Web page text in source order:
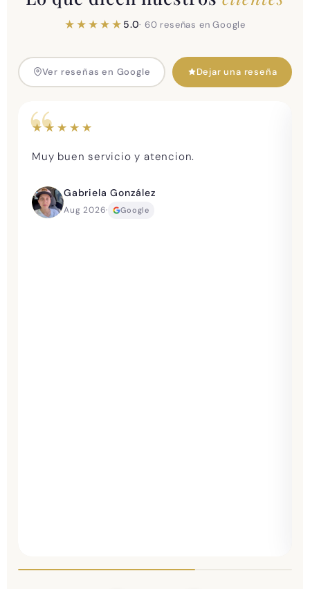
★★★★★ 5.0· 60 reseñas en Google
Ver reseñas en Google Dejar una reseña
★★★★★
Muy buen servicio y atencion.
Gabriela González
Aug 2026· Google